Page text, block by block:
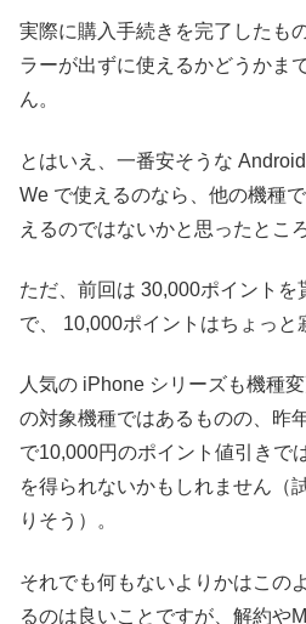
実際に購入手続きを完了したも
ラーが出ずに使えるかどうかま
ん。
とはいえ、一番安そうな
We で使えるのなら、他の機種
えるのではないかと思ったとこ
ただ、前回は 30,000ポイント
で、 10,000ポイントはちょっと
人気の iPhone シリーズも機種
の対象機種ではあるものの、昨
で10,000円のポイント値引きで
を得られないかもしれません（
りそう）。
それでも何もないよりかはこの
るのは良いことですが、解約や